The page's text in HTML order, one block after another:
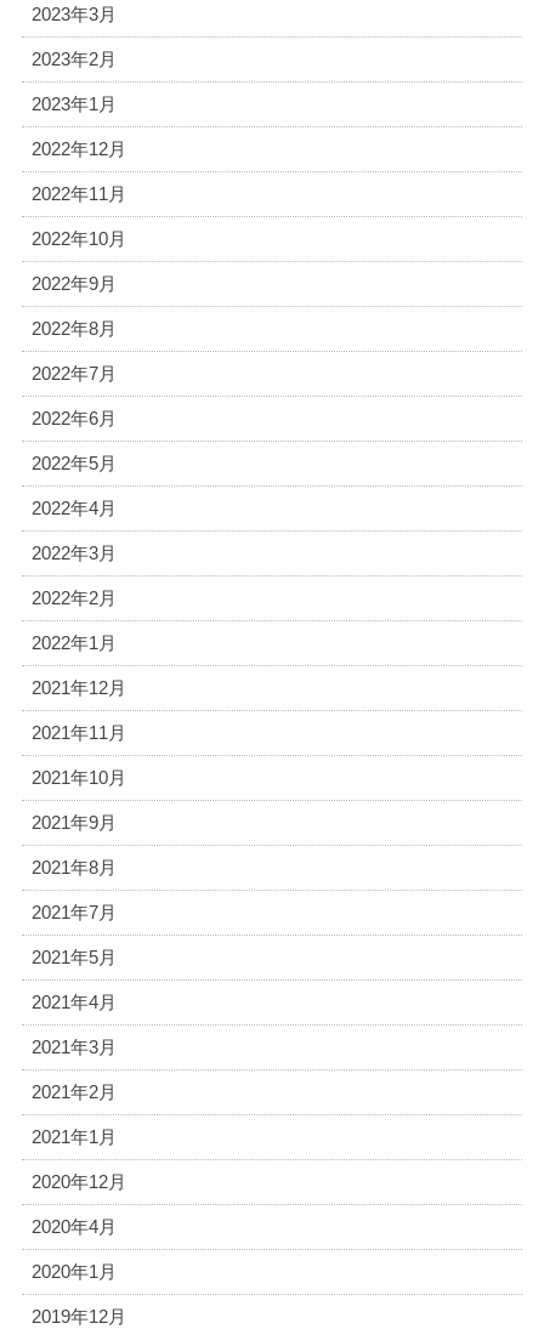
2023年3月
2023年2月
2023年1月
2022年12月
2022年11月
2022年10月
2022年9月
2022年8月
2022年7月
2022年6月
2022年5月
2022年4月
2022年3月
2022年2月
2022年1月
2021年12月
2021年11月
2021年10月
2021年9月
2021年8月
2021年7月
2021年5月
2021年4月
2021年3月
2021年2月
2021年1月
2020年12月
2020年4月
2020年1月
2019年12月